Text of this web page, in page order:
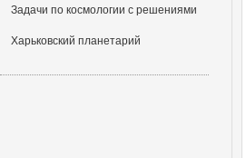
Задачи по космологии с решениями
Харьковский планетарий